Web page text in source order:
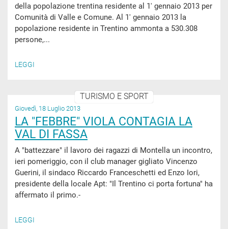
della popolazione trentina residente al 1' gennaio 2013 per
Comunità di Valle e Comune. Al 1' gennaio 2013 la
popolazione residente in Trentino ammonta a 530.308
persone,...
LEGGI
TURISMO E SPORT
Giovedì, 18 Luglio 2013
LA "FEBBRE" VIOLA CONTAGIA LA
VAL DI FASSA
A "battezzare" il lavoro dei ragazzi di Montella un incontro,
ieri pomeriggio, con il club manager gigliato Vincenzo
Guerini, il sindaco Riccardo Franceschetti ed Enzo Iori,
presidente della locale Apt: "Il Trentino ci porta fortuna" ha
affermato il primo.-
LEGGI